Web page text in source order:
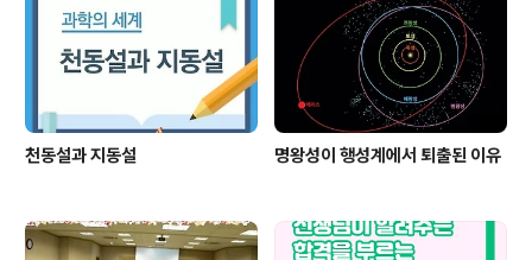
천동설과 지동설 명왕성이 행성계에서 퇴출된 이유